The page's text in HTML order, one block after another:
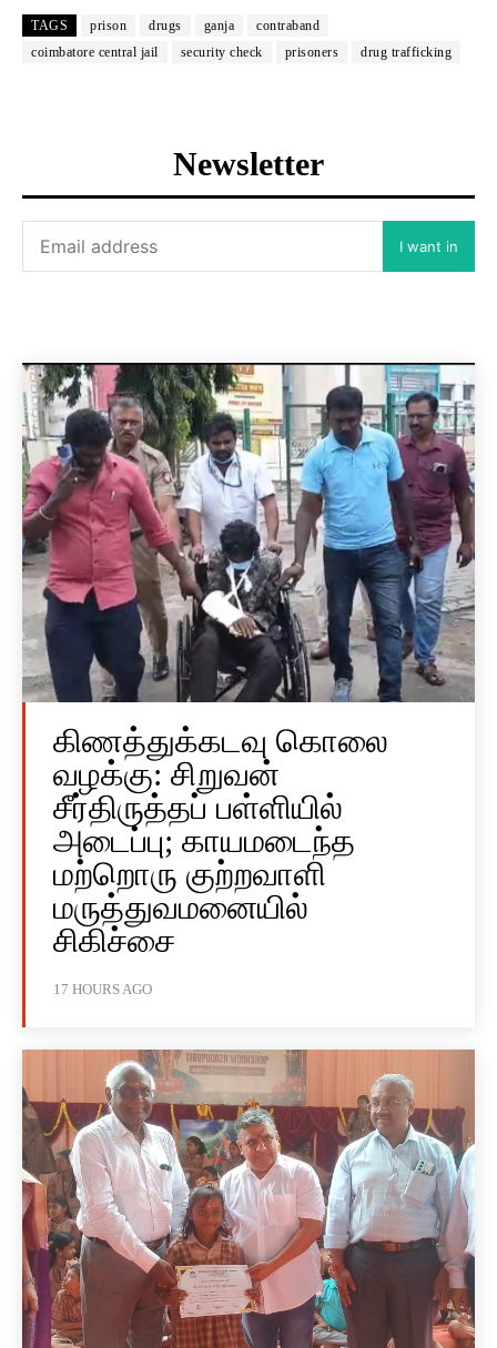
TAGS prison drugs ganja
contraband
coimbatore central jail
security check prisoners drug trafficking
Newsletter
I want in
கிணத்துக்கடவு கொலை
வழக்கு: சிறுவன்
சீர்திருத்தப் பள்ளியில்
அடைப்பு; காயமடைந்த
மற்றொரு குற்றவாளி
மருத்துவமனையில்
சிகிச்சை
17 HOURS AGO